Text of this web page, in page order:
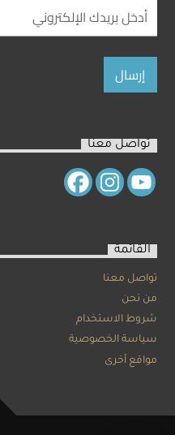
تواصل معنا
القائمة
تواصل معنا
من نحن
شروط الاستخدام
سياسة الخصوصية
مواقع أخرى